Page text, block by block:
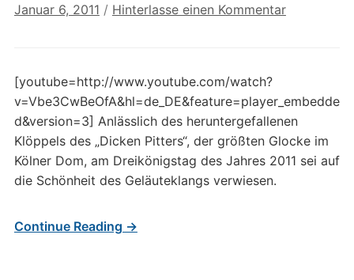
Januar 6, 2011 / Hinterlasse einen Kommentar
[youtube=http://www.youtube.com/watch?
v=Vbe3CwBeOfA&hl=de_DE&feature=player_embedde
d&version=3] Anlässlich des heruntergefallenen
Klöppels des „Dicken Pitters“, der größten Glocke im
Kölner Dom, am Dreikönigstag des Jahres 2011 sei auf
die Schönheit des Geläuteklangs verwiesen.
Continue Reading →